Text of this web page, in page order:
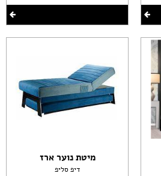
מיטת נוער ארז
דיפ סליפ